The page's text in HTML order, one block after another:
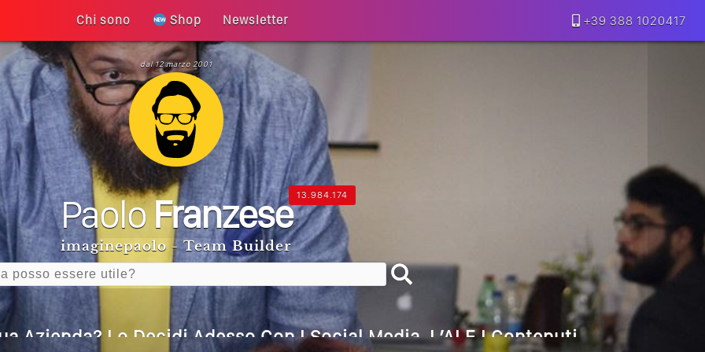
+39 388 1020417
Chi sono Shop Newsletter
dal 12 marzo 2001
13.984.174
PaoloFranzese
imaginepaolo - Team Builder
La Tua Vita Non Cambia? La Trappola Della Motivazione…
Diventa Speranza: Il Quarto Memorial Carmine Franzese
Un Articolo Per Il Blog? Uno Che Leggeranno Davvero
Experience (SGE)? Il Declino Della Vecchia SEO
I Social Media? Siamo Nell’era Degli Algoritmi Predittivi
Azienda? Lo Decidi Adesso Con I Social Media, L’AI E I Contenuti…
Non Basta Più? Contenuti Di Valore O Solo Rumore…